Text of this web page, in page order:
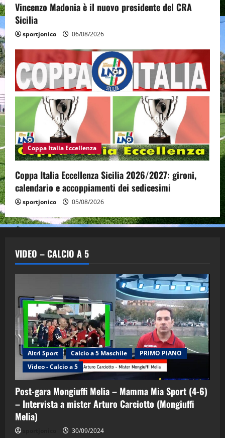
Vincenzo Madonia è il nuovo presidente del CRA
Sicilia
sportjonico 06/08/2026
Coppa Italia Eccellenza
Coppa Italia Eccellenza Sicilia 2026/2027: gironi,
calendario e accoppiamenti dei sedicesimi
sportjonico 05/08/2026
VIDEO – CALCIO A 5
Altri Sport Calcio a 5 Maschile
PRIMO PIANO
Video - Calcio a 5
Post-gara Mongiuffi Melia – Mamma Mia Sport (4-6)
– Intervista a mister Arturo Carciotto (Mongiuffi
Melia)
30/09/2024
"SportEmpire" in Podcast
“SportEmpire” in Podcast: 29^ Puntata
(Martedi 28 Aprile 2026)
28/04/2026